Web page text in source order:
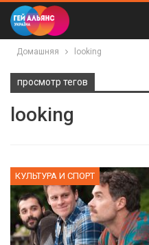
Домашняя looking
просмотр тегов
looking
КУЛЬТУРА И СПОРТ